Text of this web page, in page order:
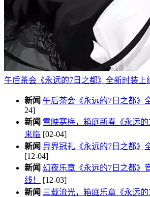
午后茶会《永远的7日之都》全新时装上
新闻 午后茶会《永远的7日之都》
24]
新闻 雪映寒梅，箱庭新春《永远
来临 [02-04]
新闻 异界冠礼《永远的7日之都》
[12-04]
新闻 幻夜乐章《永远的7日之都》
线！
[12-03]
新闻 三载流光，箱庭乐章《永远